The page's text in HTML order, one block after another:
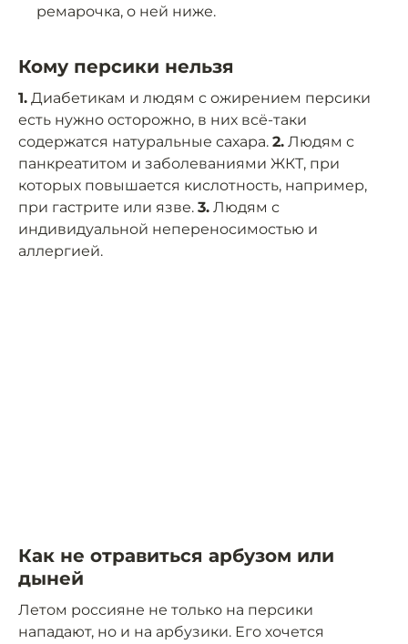
ремарочка, о ней ниже.
Кому персики нельзя
1. Диабетикам и людям с ожирением персики
есть нужно осторожно, в них всё-таки
содержатся натуральные сахара. 2. Людям с
панкреатитом и заболеваниями ЖКТ, при
которых повышается кислотность, например,
при гастрите или язве. 3. Людям с
индивидуальной непереносимостью и
аллергией.
Как не отравиться арбузом или
дыней
Летом россияне не только на персики
нападают, но и на арбузики. Его хочется